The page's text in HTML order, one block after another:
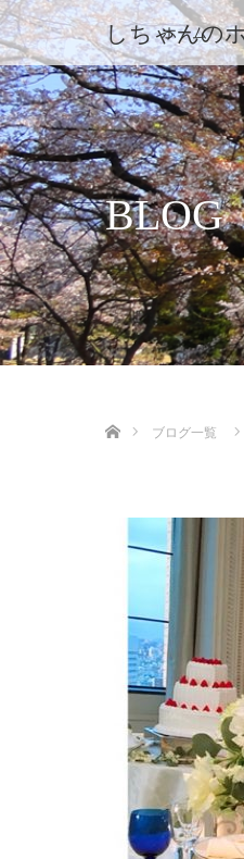
しちゃんの
ホーム
BLOG
ブログ一覧